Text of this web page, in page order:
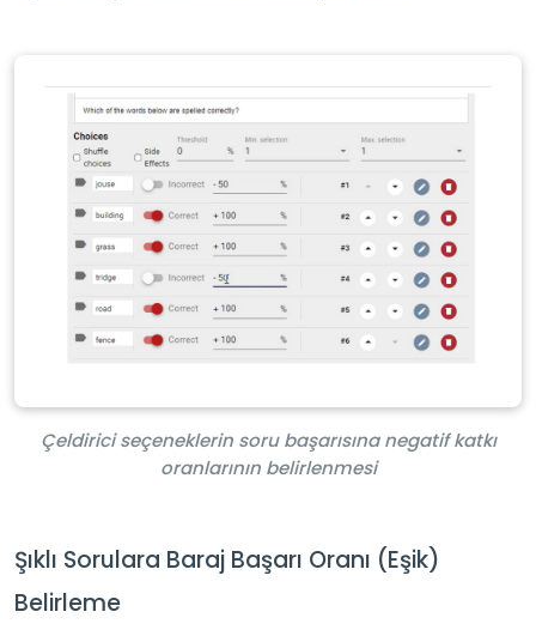
Çeldirici seçeneklerin soru başarısına negatif katkı
oranlarının belirlenmesi
Şıklı Sorulara Baraj Başarı Oranı (Eşik)
Belirleme